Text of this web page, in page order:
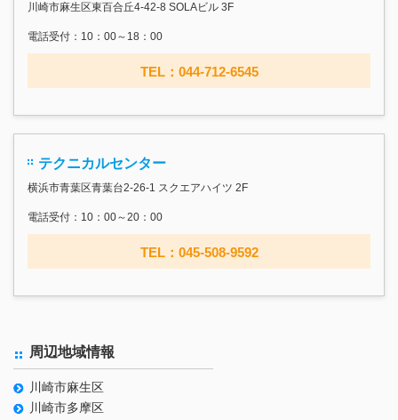
川崎市麻生区東百合丘4-42-8 SOLAビル 3F
電話受付：10：00～18：00
TEL：044-712-6545
テクニカルセンター
横浜市青葉区青葉台2-26-1 スクエアハイツ 2F
電話受付：10：00～20：00
TEL：045-508-9592
周辺地域情報
川崎市麻生区
川崎市多摩区